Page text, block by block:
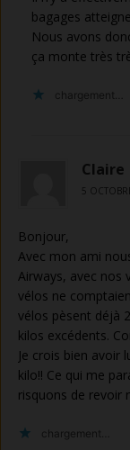
bagages
Nous avons
ça monte très
chargement…
Claire
5
Bonjour,
Avec mon ami
Airways, avec nos
vélos ne
vélos pèsent déjà
kilos excédents.
Je crois bien avoir
kilo!! Ce qui me
risquons de revoir
chargement…